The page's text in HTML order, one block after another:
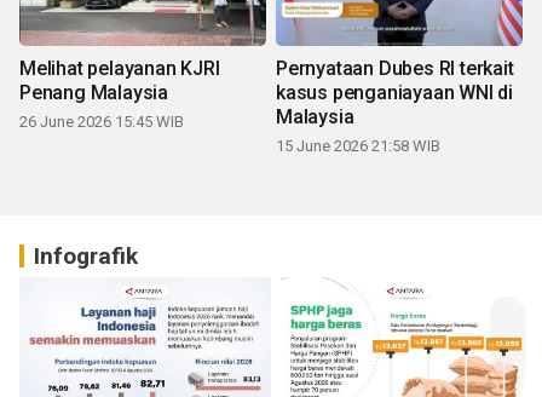
Melihat pelayanan KJRI
Penang Malaysia
26 June 2026 15:45 WIB
Pernyataan Dubes RI terkait
kasus penganiayaan WNI di
Malaysia
15 June 2026 21:58 WIB
Infografik